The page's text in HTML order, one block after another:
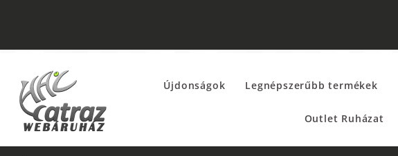
Újdonságok Legnépszerűbb termékek
Outlet Ruházat